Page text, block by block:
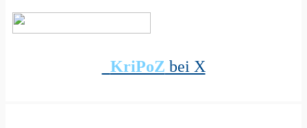
KriPoZ bei X